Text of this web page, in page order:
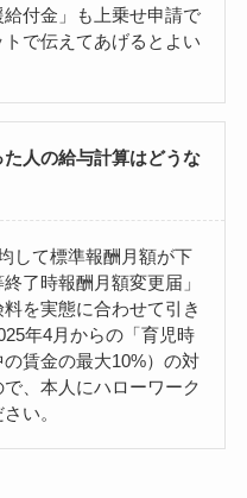
付金」も上乗せ申請で
で伝えてあげるとよい
人の給与計算はどうな
して標準報酬月額が下
了時報酬月額変更届」
を実態に合わせて引き
年4月からの「育児時
賃金の最大10%）の対
、本人にハローワーク
い。